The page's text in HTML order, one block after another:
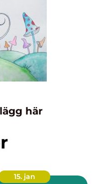
här
15. jan